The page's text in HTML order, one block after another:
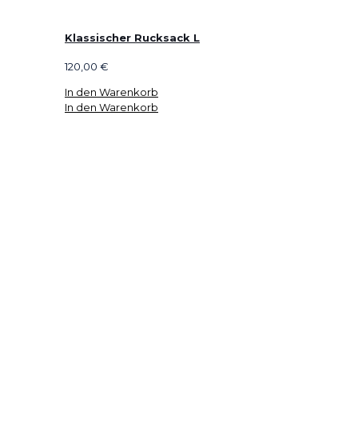
Klassischer Rucksack L
120,00 €
In den Warenkorb
In den Warenkorb